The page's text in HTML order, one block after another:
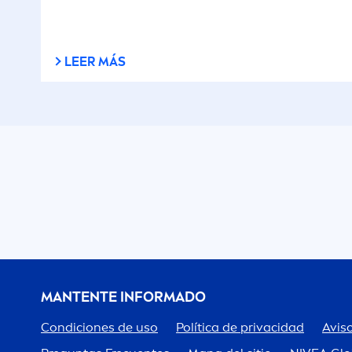
LEER MÁS
MANTENTE INFORMADO
Condiciones de uso Política de privacidad